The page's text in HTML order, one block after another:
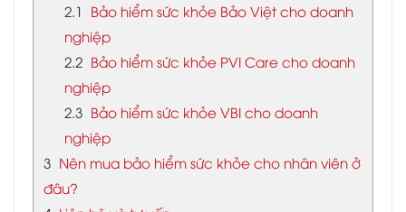
2.1
Bảo hiểm sức khỏe Bảo Việt cho doanh
nghiệp
2.2 Bảo hiểm sức khỏe PVI Care cho doanh
nghiệp
2.3 Bảo hiểm sức khỏe VBI cho doanh
nghiệp
3 Nên mua bảo hiểm sức khỏe cho nhân viên ở
đâu?